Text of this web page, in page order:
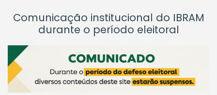
Comunicação institucional do IBRAM
durante o período eleitoral